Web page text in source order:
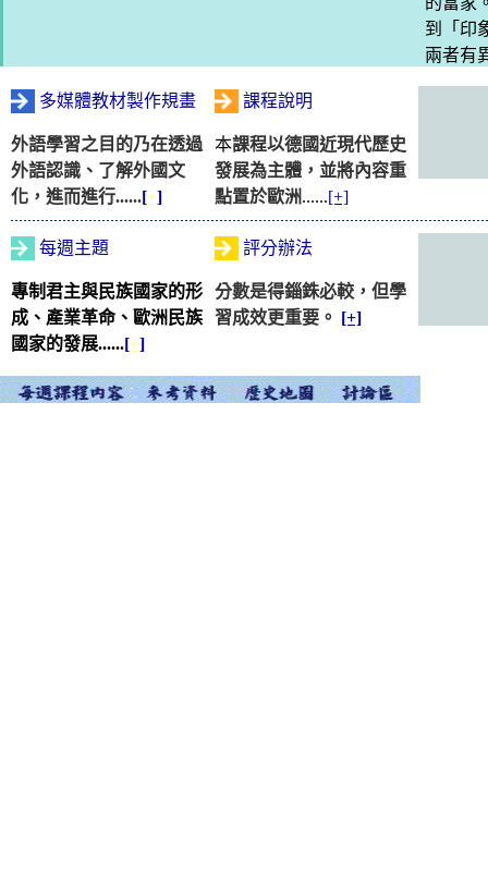
到「印
兩者有
多媒體教材製作規畫
外語學習之目的乃在透過
外語認識、了解外國文
化，進而進行......[+]
課程說明
本課程以德國近現代歷史
發展為主體，並將內容重
點置於歐洲......[+]
每週主題
專制君主與民族國家的形
成、產業革命、歐洲民族
國家的發展......[+]
評分辦法
分數是得錙銖必較，但學
習成效更重要。 [+]